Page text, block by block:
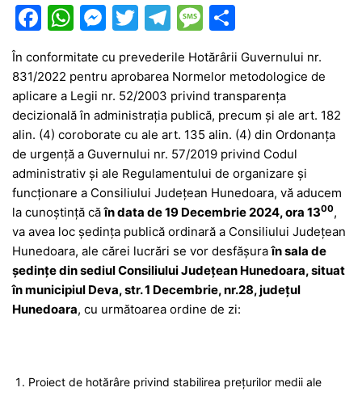
F
a
c
e
b
o
o
k
W
h
at
s
A
p
p
M
s
s
e
n
g
er
T
itt
er
T
el
e
gr
a
m
M
s
s
a
g
e
ar
ta
je
a
z
ă
În conformitate cu prevederile Hotărârii Guvernului nr.
831/2022 pentru aprobarea Normelor metodologice de
aplicare a Legii nr. 52/2003 privind transparenţa
decizională în administraţia publică, precum și ale art. 182
alin. (4) coroborate cu ale art. 135 alin. (4) din Ordonanța
de urgență a Guvernului nr. 57/2019 privind Codul
administrativ și ale Regulamentului de organizare şi
funcţionare a Consiliului Judeţean Hunedoara, vă aducem
la cunoştinţă căîn data de 19 Decembrie 2024, ora 1300,
va avea loc şedinţa publică ordinară a Consiliului Județean
Hunedoara, ale cărei lucrări se vor desfășuraîn sala de
ședințe din sediul Consiliului Județean Hunedoara, situat
în municipiul Deva, str. 1 Decembrie, nr.28, județul
Hunedoara, cu următoarea ordine de zi:
Proiect de hotărâre privind stabilirea preţurilor medii ale